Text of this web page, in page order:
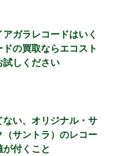
ガラレコードはいく
ドの買取ならエコスト
試しください
い、オリジナル・サ
（サントラ）のレコー
が付くこと